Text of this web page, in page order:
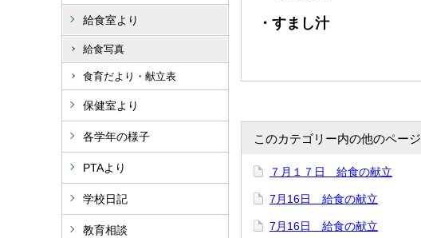
給食室より
給食写真
食育だより・献立表
保健室より
各学年の様子
PTAより
学校日記
教育相談
・すまし汁
このカテゴリー内の他のページ
７月１７日 給食の献立
7月16日 給食の献立
7月16日 給食の献立